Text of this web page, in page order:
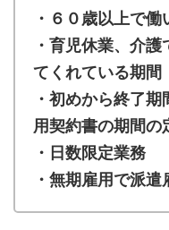
・６０歳以上で
・育児休業、介
てくれている期間
・初めから終了
用契約書の期間の
・日数限定業務
・無期雇用で派遣